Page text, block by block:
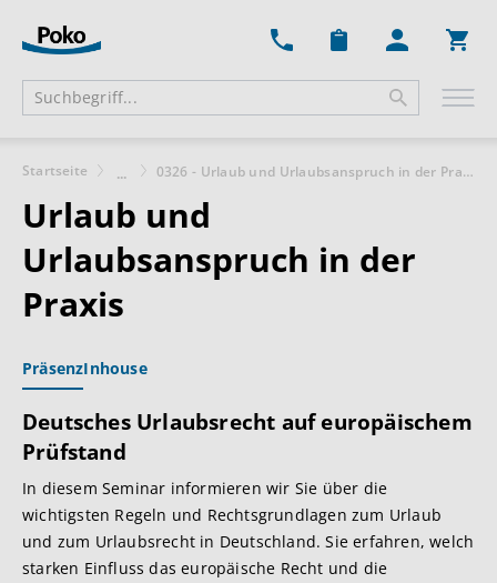
Startseite ... 0326 - Urlaub und Urlaubsanspruch in der Praxis
Urlaub und
Urlaubsanspruch in der
Praxis
PräsenzInhouse
Deutsches Urlaubsrecht auf europäischem
Prüfstand
In diesem Seminar informieren wir Sie über die
wichtigsten Regeln und Rechtsgrundlagen zum Urlaub
und zum Urlaubsrecht in Deutschland. Sie erfahren, welch
starken Einfluss das europäische Recht und die